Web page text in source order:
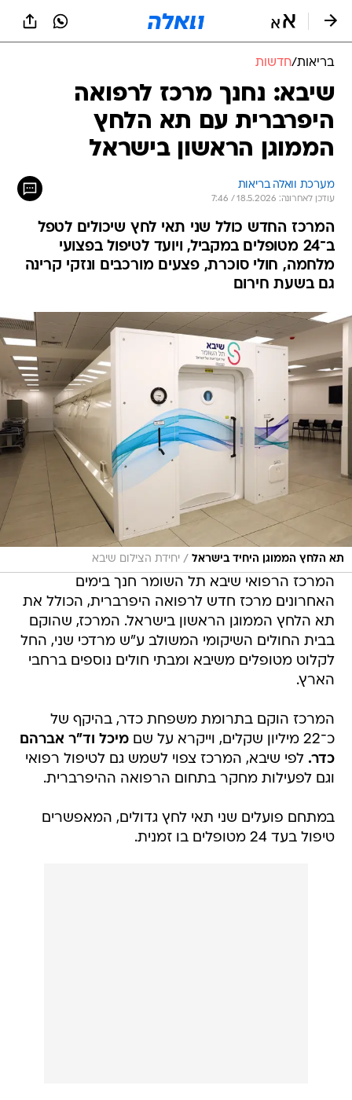
בריאות/חדשות
שיבא: נחנך מרכז לרפואה
היפרברית עם תא הלחץ
הממוגן הראשון בישראל
מערכת וואלה בריאות
עודכן לאחרונה: 18.5.2026 / 7:46
המרכז החדש כולל שני תאי לחץ שיכולים לטפל
ב־24 מטופלים במקביל, ויועד לטיפול בפצועי
מלחמה, חולי סוכרת, פצעים מורכבים ונזקי קרינה
גם בשעת חירום
תא הלחץ הממוגן היחיד בישראל / יחידת הצילום שיבא
המרכז הרפואי שיבא תל השומר חנך בימים
האחרונים מרכז חדש לרפואה היפרברית, הכולל את
תא הלחץ הממוגן הראשון בישראל. המרכז, שהוקם
בבית החולים השיקומי המשולב ע"ש מרדכי שני, החל
לקלוט מטופלים משיבא ומבתי חולים נוספים ברחבי
הארץ.
המרכז הוקם בתרומת משפחת כדר, בהיקף של
כ־22 מיליון שקלים, וייקרא על שם
מיכל וד"ר אברהם
כדר. לפי שיבא, המרכז צפוי לשמש גם לטיפול רפואי
וגם לפעילות מחקר בתחום הרפואה ההיפרברית.
במתחם פועלים שני תאי לחץ גדולים, המאפשרים
טיפול בעד 24 מטופלים בו זמנית.